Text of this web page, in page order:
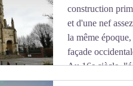
construction
et d'une nef
la même
façade
Au 16e siècle,
en entier.